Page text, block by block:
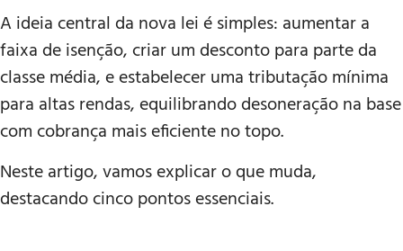
A ideia central da nova lei é simples: aumentar a
faixa de isenção, criar um desconto para parte da
classe média, e estabelecer uma tributação mínima
para altas rendas, equilibrando desoneração na base
com cobrança mais eficiente no topo.
Neste artigo, vamos explicar o que muda,
destacando cinco pontos essenciais.